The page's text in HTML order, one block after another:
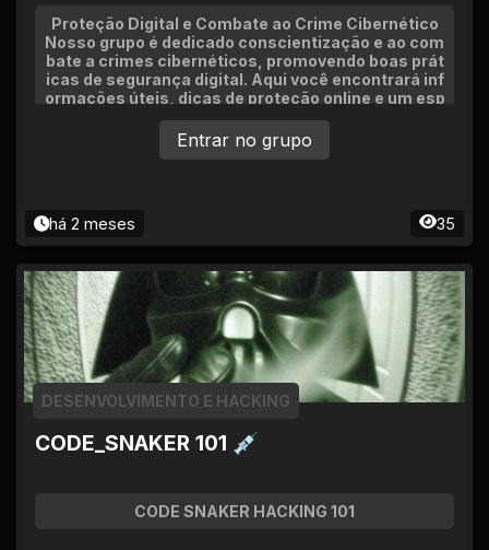
Proteção Digital e Combate ao Crime Cibernético
Nosso grupo é dedicado conscientização e ao com
bate a crimes cibernéticos, promovendo boas prát
icas de segurança digital. Aqui você encontrará inf
ormações úteis, dicas de proteção online e um esp
aço p
há 2 meses 35
Entrar no grupo
CODE_SNAKER 101 💉
DESENVOLVIMENTO E HACKING
CODE SNAKER HACKING 101